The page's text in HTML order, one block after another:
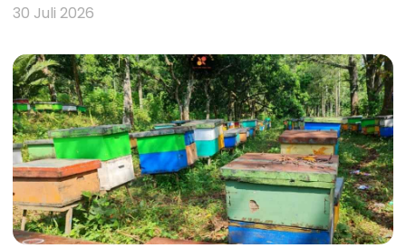
30 Juli 2026